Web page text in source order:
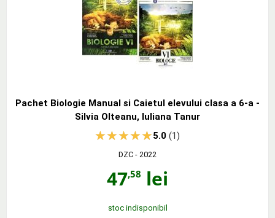
Pachet Biologie Manual si Caietul elevului clasa a 6-a -
Silvia Olteanu, Iuliana Tanur
5.0(1)
DZC - 2022
47,58 lei
stoc indisponibil